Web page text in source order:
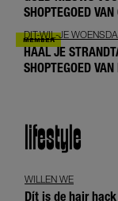
SHOPTEGOED
DIT-WIL-JE
HAAL JE
SHOPTEGOED
lifestyle
WILLEN WE
Dít is de hair